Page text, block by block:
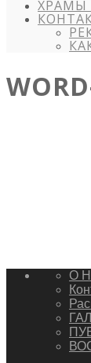
ХРАМЫ
О